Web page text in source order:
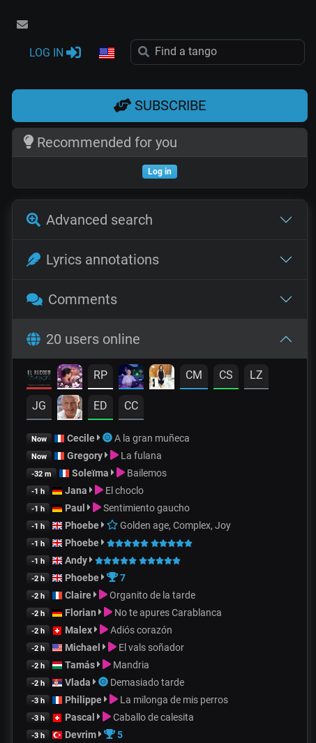
LOG IN
SUBSCRIBE
Recommended for you
Log in
Advanced search
Lyrics annotations
Comments
20 users online
RP CM CS LZ
JG ED CC
Now Cecile A la gran muñeca
Now Gregory La fulana
-32 m Soleïma Bailemos
-1 h Jana El choclo
-1 h Paul Sentimiento gaucho
-1 h Phoebe Golden age, Complex, Joy
-1 h Phoebe
-1 h Andy
-2 h Phoebe 7
-2 h Claire Organito de la tarde
-2 h Florian No te apures Carablanca
-2 h Malex Adiós corazón
-2 h Michael El vals soñador
-2 h Tamás Mandria
-2 h Vlada Demasiado tarde
-3 h Philippe La milonga de mis perros
-3 h Pascal Caballo de calesita
-3 h Devrim 5